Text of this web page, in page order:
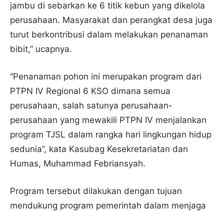
jambu di sebarkan ke 6 titik kebun yang dikelola
perusahaan. Masyarakat dan perangkat desa juga
turut berkontribusi dalam melakukan penanaman
bibit,” ucapnya.
“Penanaman pohon ini merupakan program dari
PTPN IV Regional 6 KSO dimana semua
perusahaan, salah satunya perusahaan-
perusahaan yang mewakili PTPN IV menjalankan
program TJSL dalam rangka hari lingkungan hidup
sedunia”, kata Kasubag Kesekretariatan dan
Humas, Muhammad Febriansyah.
Program tersebut dilakukan dengan tujuan
mendukung program pemerintah dalam menjaga